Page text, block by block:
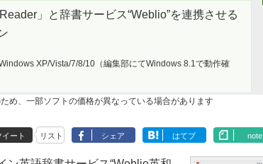
Reader」と辞書サービス“Weblio”を連携させる
XP/Vista/7/8/10（編集部にてWindows 8.1で動作確
め、一部ソフトの価格が異なっている場合があります
イート リスト シェア はてブ note